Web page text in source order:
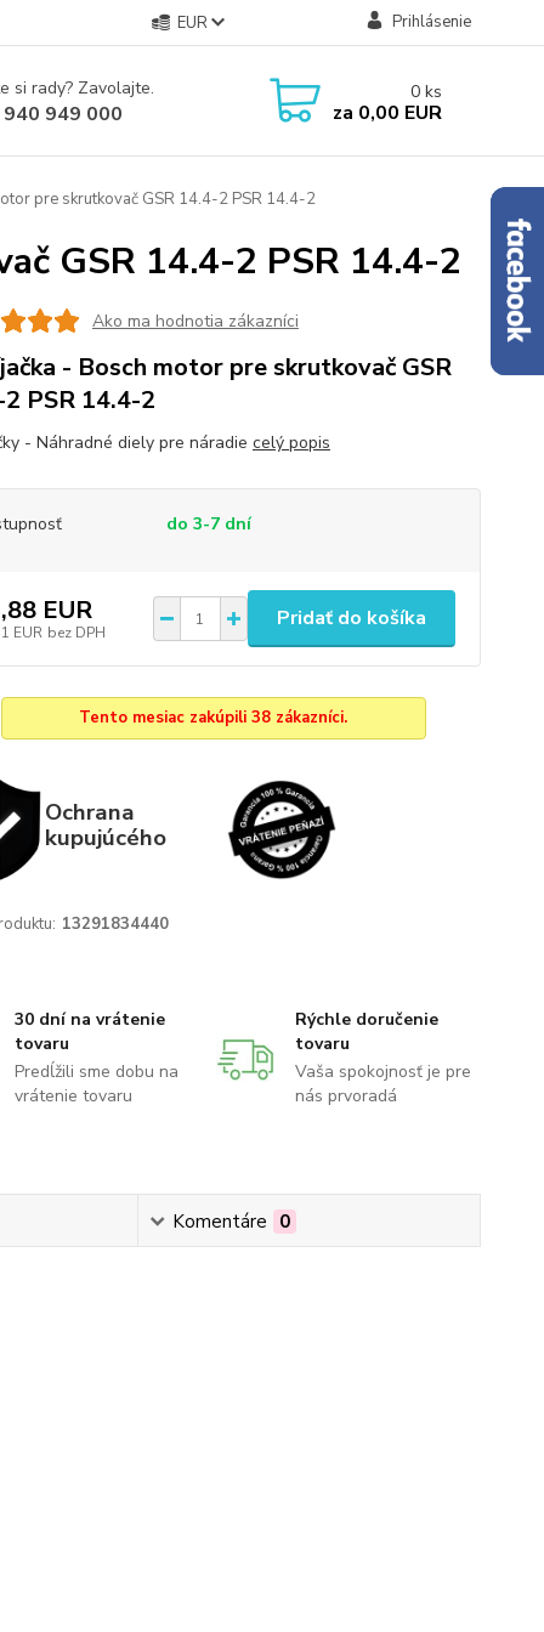
EUR Prihlásenie
si rady? Zavolajte.
949 000
0 ks
za 0,00 EUR
pre skrutkovač GSR 14.4-2 PSR 14.4-2
GSR 14.4-2 PSR 14.4-2
Ako ma hodnotia zákazníci
- Bosch motor pre skrutkovač GSR
PSR 14.4-2
- Náhradné diely pre náradie celý popis
do 3-7 dní
EUR
EUR bez DPH
Pridať do košíka
Tento mesiac zakúpili 38 zákazníci.
Ochrana
kupujúcého
13291834440
30 dní na vrátenie
tovaru
Predĺžili sme dobu na
vrátenie tovaru
Rýchle doručenie
tovaru
Vaša spokojnosť je pre
nás prvoradá
Komentáre 0